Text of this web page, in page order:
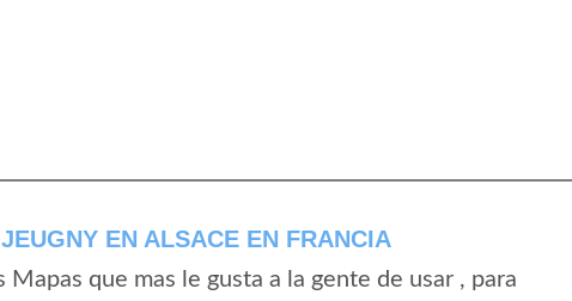
EN ALSACE EN FRANCIA
que mas le gusta a la gente de usar , para